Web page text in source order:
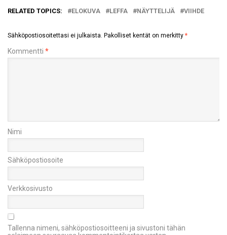
RELATED TOPICS: ELOKUVA LEFFA NÄYTTELIJÄ VIIHDE
Sähköpostiosoitettasi ei julkaista. Pakolliset kentät on merkitty *
Kommentti *
Nimi
Sähköpostiosoite
Verkkosivusto
Tallenna nimeni, sähköpostiosoitteeni ja sivustoni tähän